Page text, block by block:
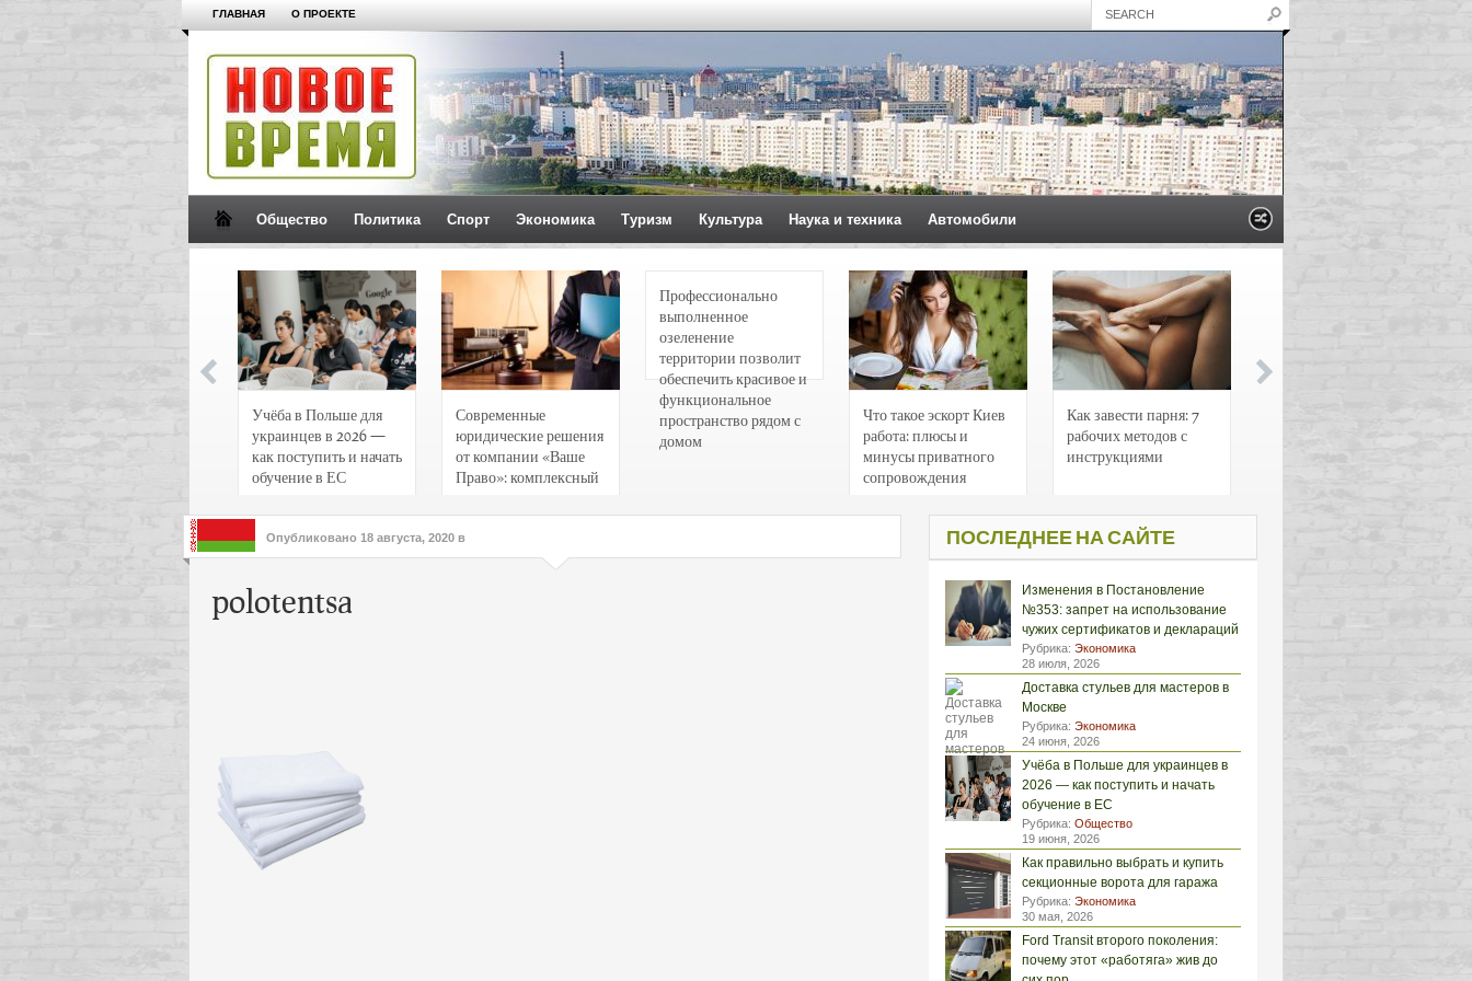
ГЛАВНАЯ О ПРОЕКТЕ
Общество Политика Спорт Экономика Туризм Культура Наука и техника Автомобили
Учёба в Польше для
украинцев в 2026 —
как поступить и начать
обучение в ЕС
Современные
юридические решения
от компании «Ваше
Право»: комплексный
интересов клиентов
Профессионально
выполненное
озеленение
территории позволит
обеспечить красивое и
функциональное
пространство рядом с
домом
Что такое эскорт Киев
работа: плюсы и
минусы приватного
сопровождения
Как завести парня: 7
рабочих методов с
инструкциями
Опубликовано 18 августа, 2020 в
polotentsa
ПОСЛЕДНЕЕ НА САЙТЕ
Изменения в Постановление
№353: запрет на использование
чужих сертификатов и деклараций
Рубрика: Экономика
28 июля, 2026
Доставка стульев для мастеров в
Москве
Рубрика: Экономика
24 июня, 2026
Учёба в Польше для украинцев в
2026 — как поступить и начать
обучение в ЕС
Рубрика: Общество
19 июня, 2026
Как правильно выбрать и купить
секционные ворота для гаража
Рубрика: Экономика
30 мая, 2026
Ford Transit второго поколения:
почему этот «работяга» жив до